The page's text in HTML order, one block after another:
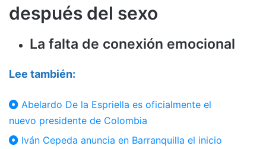
después del sexo
La falta de conexión emocional
Lee también:
Abelardo De la Espriella es oficialmente el
nuevo presidente de Colombia
Iván Cepeda anuncia en Barranquilla el inicio